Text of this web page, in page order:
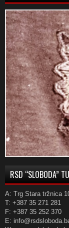
RSD “SLOBODA”
A: Trg Stara tržnica
T: +387 35 271 281
F: +387 35 252 370
E: